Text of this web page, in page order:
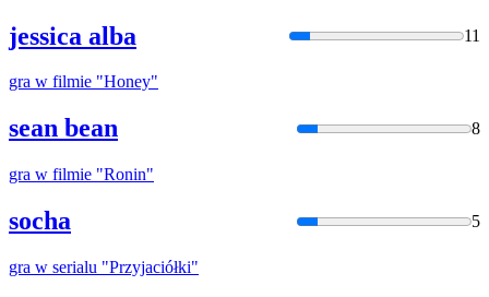
jessica alba 11
gra w filmie "Honey"
sean bean 8
gra w filmie "Ronin"
socha 5
gra w serialu "Przyjaciółki"